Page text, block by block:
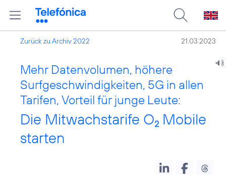
Zurück zu Archiv 2022 21.03.2023
Mehr Datenvolumen, höhere
Surfgeschwindigkeiten, 5G in allen
Tarifen, Vorteil für junge Leute:
Die Mitwachstarife O2 Mobile
starten